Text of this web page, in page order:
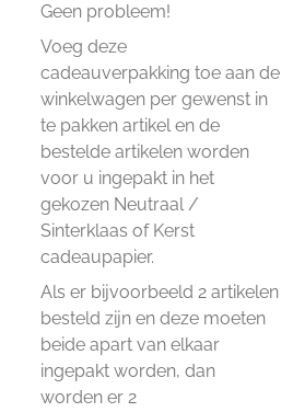
Geen probleem!
Voeg deze
cadeauverpakking toe aan de
winkelwagen per gewenst in
te pakken artikel en de
bestelde artikelen worden
voor u ingepakt in het
gekozen Neutraal /
Sinterklaas of Kerst
cadeaupapier.
Als er bijvoorbeeld 2 artikelen
besteld zijn en deze moeten
beide apart van elkaar
ingepakt worden, dan
worden er 2